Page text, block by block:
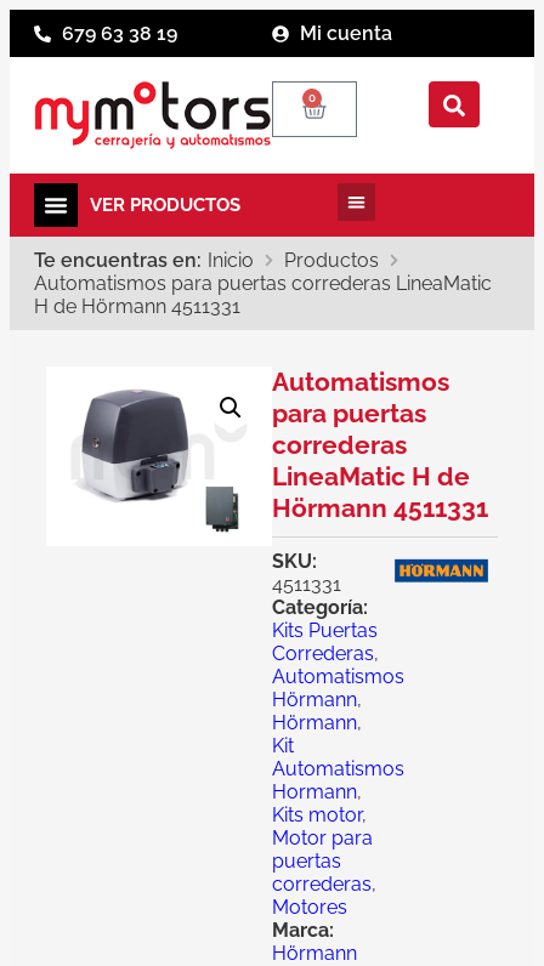
679 63 38 19 Mi cuenta
0
Te encuentras en: Inicio
Productos
Automatismos para puertas correderas LineaMatic
H de Hörmann 4511331
Automatismos
para puertas
correderas
LineaMatic H de
Hörmann 4511331
SKU:
4511331
Categoría:
Kits Puertas
Correderas,
Automatismos
Hörmann,
Hörmann,
Kit
Automatismos
Hormann,
Kits motor,
Motor para
puertas
correderas,
Motores
Marca:
Hörmann